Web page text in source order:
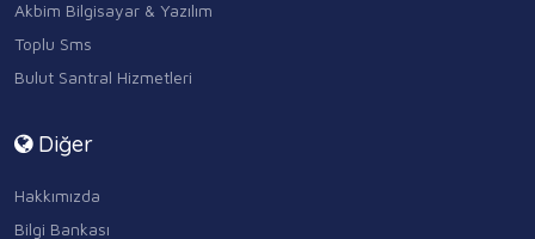
Akbim Bilgisayar & Yazılım
Toplu Sms
Bulut Santral Hizmetleri
Diğer
Hakkımızda
Bilgi Bankası